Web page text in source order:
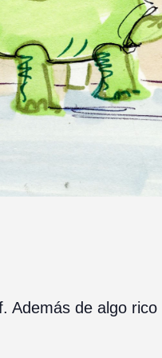
Además de algo rico